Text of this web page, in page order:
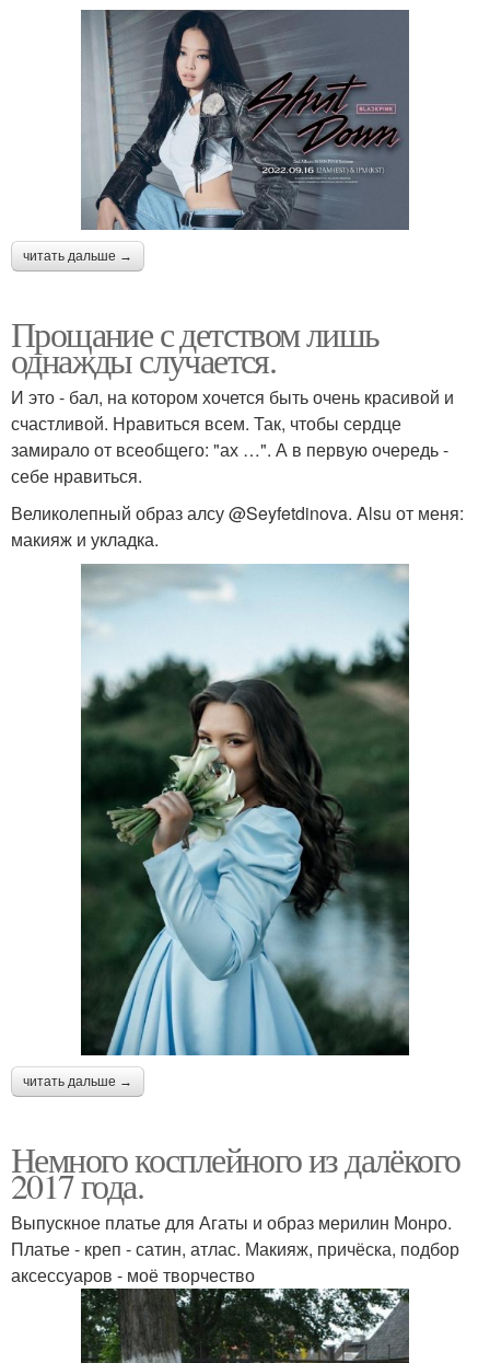
читать дальше →
Прощание с детством лишь
однажды случается.
И это - бал, на котором хочется быть очень красивой и
счастливой. Нравиться всем. Так, чтобы сердце
замирало от всеобщего: "ах …". А в первую очередь -
себе нравиться.
Великолепный образ алсу @Seyfetdinova. Alsu от меня:
макияж и укладка.
читать дальше →
Немного косплейного из далёкого
2017 года.
Выпускное платье для Агаты и образ мерилин Монро.
Платье - креп - сатин, атлас. Макияж, причёска, подбор
аксессуаров - моё творчество